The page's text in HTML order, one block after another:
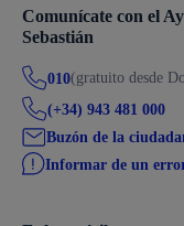
Comunícate con el
Sebastián
010(gratuito desde
(+34) 943 481 000
Buzón de la
Informar de un